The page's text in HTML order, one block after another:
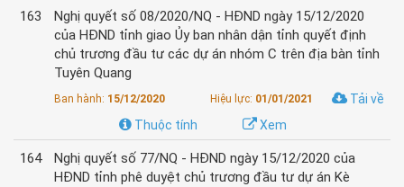
163
Nghị quyết số 08/2020/NQ - HĐND ngày 15/12/2020
của HĐND tỉnh giao Ủy ban nhân dận tỉnh quyết định
chủ trương đầu tư các dự án nhóm C trên địa bàn tỉnh
Tuyên Quang
Ban hành: 15/12/2020 Hiệu lực: 01/01/2021
Tải về
Xem
Thuộc tính
164
Nghị quyết số 77/NQ - HĐND ngày 15/12/2020 của
HĐND tỉnh phê duyệt chủ trương đầu tư dự án Kè